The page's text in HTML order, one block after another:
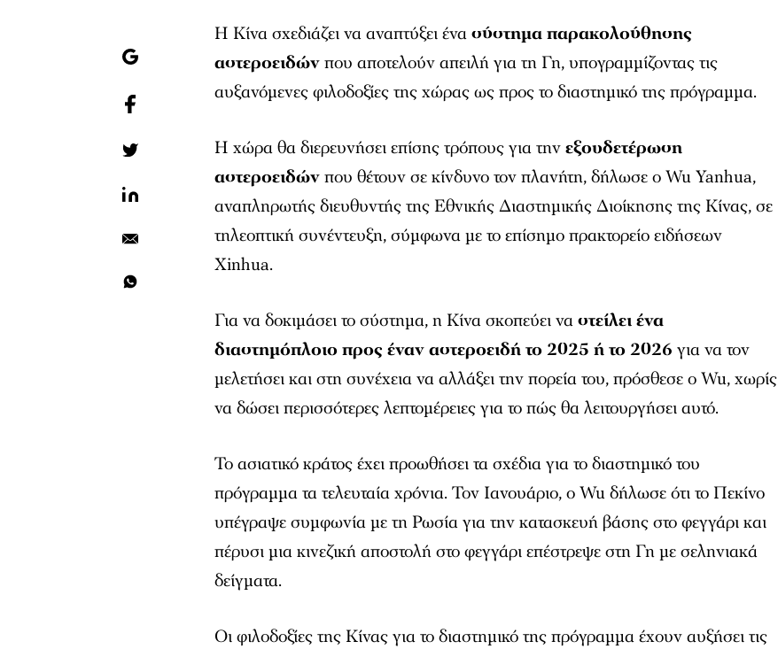
Η Κίνα σχεδιάζει να αναπτύξει ένασύστημα παρακολούθησης
αστεροειδώνπου αποτελούν απειλή για τη Γη, υπογραμμίζοντας τις
αυξανόμενες φιλοδοξίες της χώρας ως προς το διαστημικό της πρόγραμμα.
Η χώρα θα διερευνήσει επίσης τρόπους για τηνεξουδετέρωση
αστεροειδώνπου θέτουν σε κίνδυνο τον πλανήτη, δήλωσε ο Wu Yanhua,
αναπληρωτής διευθυντής της Εθνικής Διαστημικής Διοίκησης της Κίνας, σε
τηλεοπτική συνέντευξη, σύμφωνα με το επίσημο πρακτορείο ειδήσεων
Xinhua.
Για να δοκιμάσει το σύστημα, η Κίνα σκοπεύει ναστείλει ένα
διαστημόπλοιο προς έναν αστεροειδή το 2025 ή το 2026 για να τον
μελετήσει και στη συνέχεια να αλλάξει την πορεία του, πρόσθεσε ο Wu, χωρίς
να δώσει περισσότερες λεπτομέρειες για το πώς θα λειτουργήσει αυτό.
Το ασιατικό κράτος έχει προωθήσει τα σχέδια για το διαστημικό του
πρόγραμμα τα τελευταία χρόνια. Τον Ιανουάριο, ο Wu δήλωσε ότι το Πεκίνο
υπέγραψε συμφωνία με τη Ρωσία για την κατασκευή βάσης στο φεγγάρι και
πέρυσι μια κινεζική αποστολή στο φεγγάρι επέστρεψε στη Γη με σεληνιακά
δείγματα.
Οι φιλοδοξίες της Κίνας για το διαστημικό της πρόγραμμα έχουν αυξήσει τις